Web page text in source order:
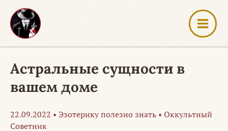
Перейти
содержимому
Астральные сущности в
вашем доме
22.09.2022 • Эзотерику полезно знать • Оккультный
Советник